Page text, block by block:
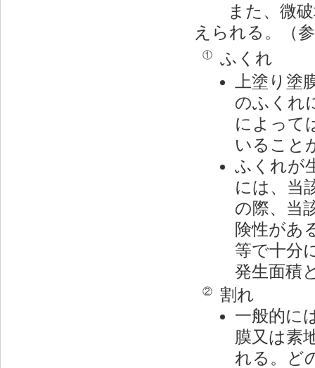
また、微破
えられる。（
①
ふくれ
上塗り塗
のふくれ
によって
いること
ふくれが
には、当
の際、当
険性があ
等で十分
発生面積
②
割れ
一般的に
膜又は素
れる。ど